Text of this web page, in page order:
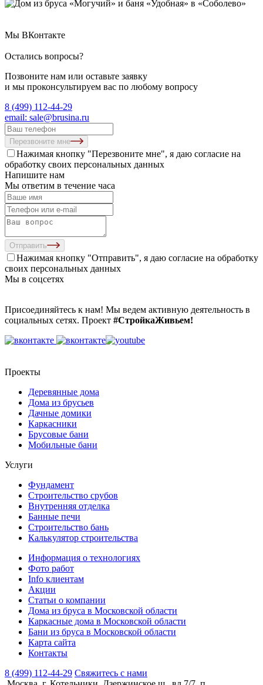
Мы ВКонтакте
Остались вопросы?
Позвоните нам или оставьте заявку
и мы проконсультируем вас по любому вопросу
8 (499) 112-44-29
email: sale@brusina.ru
Перезвоните мне
Нажимая кнопку "Перезвоните мне", я даю согласие на
обработку своих персональных данных
Напишите нам
Мы ответим в течение часа
Отправить
Нажимая кнопку "Отправить", я даю согласие на обработку
своих персональных данных
Мы в соцсетях
Присоединяйтесь к нам! Мы ведем активную деятельность в
социальных сетях. Проект #СтройкаЖивьем!
Проекты
Деревянные дома
Дома из брусьев
Дачные домики
Каркасники
Брусовые бани
Мобильные бани
Услуги
Фундамент
Строительство срубов
Внутренняя отделка
Банные печи
Строительство бань
Калькулятор строительства
Информация о технологиях
Фото работ
Info клиентам
Акции
Статьи о компании
Дома из бруса в Московской области
Каркасные дома в Московской области
Бани из бруса в Московской области
Карта сайта
Контакты
8 (499) 112-44-29 Свяжитесь с нами